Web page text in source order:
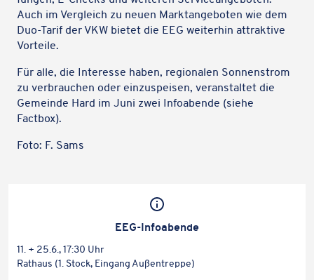
Auch im Vergleich zu neuen Markt­an­ge­bo­ten wie dem
Duo-Tarif der VKW bietet die EEG weiter­hin attrak­tive
Vorteile.
Für alle, die Inter­esse haben, regio­na­len Sonnen­strom
zu verbrau­chen oder einzu­spei­sen, veran­stal­tet die
Gemeinde Hard im Juni zwei Info­abende (siehe
Factbox).
Foto: F. Sams
EEG-Info­abende
11. + 25.6., 17:30 Uhr
Rathaus (1. Stock, Eingang Außentreppe)
Karteninhalte zulassen
Wir verwenden Google Maps, um Karten auf unserer Website
anzuzeigen. Genaue Infos finden Sie